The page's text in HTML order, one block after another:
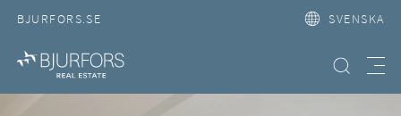
BJURFORS.SE SVENSKA
Hitta bostad